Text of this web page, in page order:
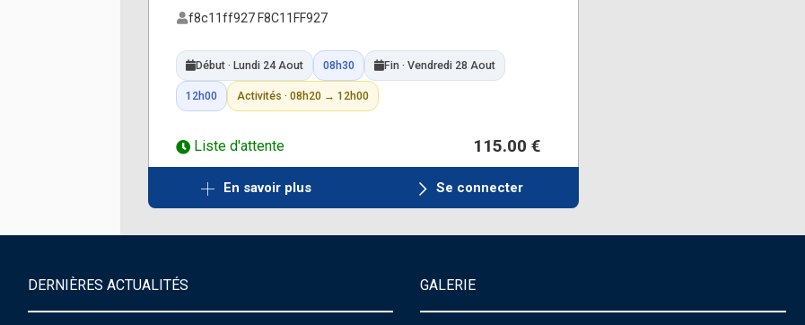
f8c11ff927 F8C11FF927
Début · Lundi 24 Aout 08h30 Fin · Vendredi 28 Aout
12h00 Activités · 08h20 → 12h00
Liste d'attente 115.00 €
En savoir plus Se connecter
DERNIÈRES ACTUALITÉS GALERIE